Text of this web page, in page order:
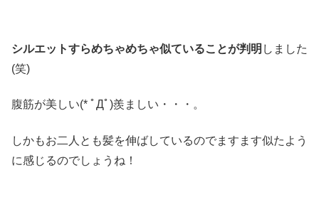
シルエットすらめちゃめちゃ似ていることが判明 しました
(笑)
腹筋が美しい(* ﾟДﾟ)羨ましい・・・。
しかもお二人とも髪を伸ばしているのでますます似たよう
に感じるのでしょうね！